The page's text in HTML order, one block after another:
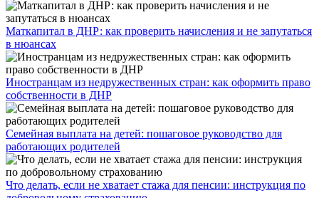
​Маткапитал в ДНР: как проверить начисления и не запутаться
в нюансах
Иностранцам из недружественных стран: как оформить право
собственности в ДНР
Семейная выплата на детей: пошаговое руководство для
работающих родителей
Что делать, если не хватает стажа для пенсии: инструкция по